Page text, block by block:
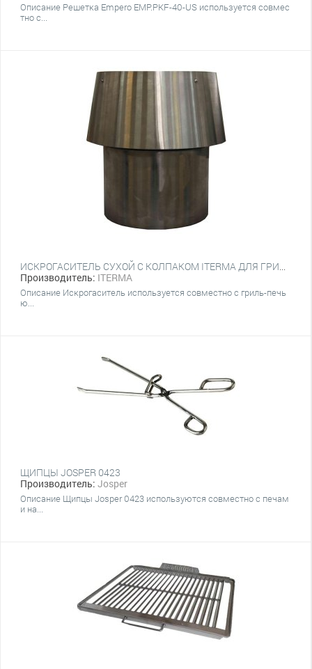
Описание Решетка Empero EMP.PKF-40-US используется совмес
тно с...
ИСКРОГАСИТЕЛЬ СУХОЙ С КОЛПАКОМ ITERMA ДЛЯ ГРИЛЬ-ПЕЧИ
Производитель: ITERMA
Описание Искрогаситель используется совместно с гриль-печь
ю...
ЩИПЦЫ JOSPER 0423
Производитель: Josper
Описание Щипцы Josper 0423 используются совместно с печам
и на...